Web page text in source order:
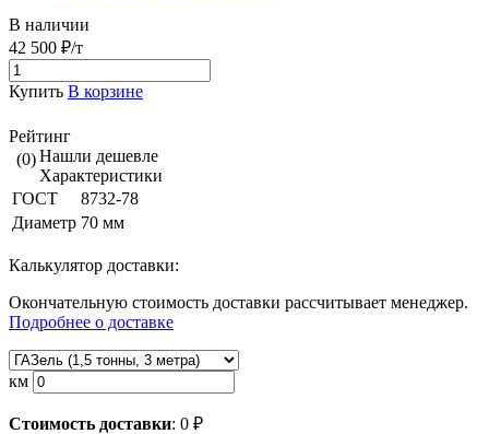
В наличии
42 500 ₽/т
Купить В корзине
Рейтинг
(0)Нашли дешевле
Характеристики
ГОСТ
8732-78
Диаметр 70 мм
Калькулятор доставки:
Окончательную стоимость доставки рассчитывает менеджер.
Подробнее о доставке
км
Стоимость доставки: 0 ₽